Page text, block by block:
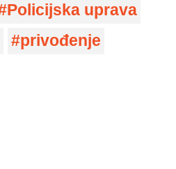
Policijska uprava
privođenje